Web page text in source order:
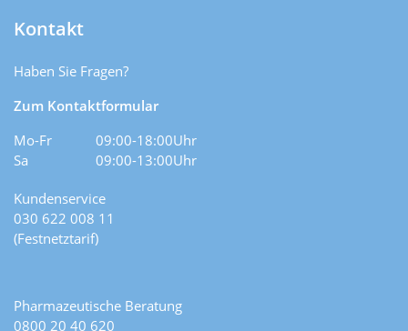
Kontakt
Haben Sie Fragen?
Zum Kontaktformular
Mo-Fr
09:00-18:00Uhr
Sa
09:00-13:00Uhr
Kundenservice
030 622 008 11
(Festnetztarif)
Pharmazeutische Beratung
0800 20 40 620